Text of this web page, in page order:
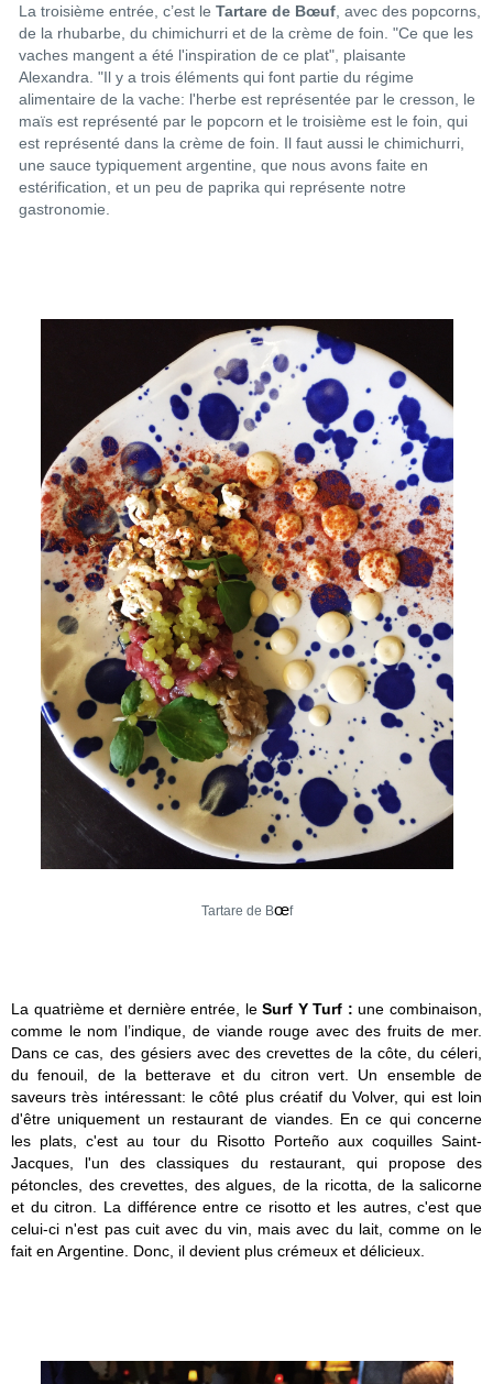
La troisième entrée, c’est leTartare de Bœuf , avec des popcorns,
de la rhubarbe, du chimichurri et de la crème de foin. "Ce que les
vaches mangent a été l'inspiration de ce plat", plaisante
Alexandra. "Il y a trois éléments qui font partie du régime
alimentaire de la vache: l'herbe est représentée par le cresson, le
maïs est représenté par le popcorn et le troisième est le foin, qui
est représenté dans la crème de foin. Il faut aussi le chimichurri,
une sauce typiquement argentine, que nous avons faite en
estérification, et un peu de paprika qui représente notre
gastronomie.
Tartare de Bœf
La quatrième et dernière entrée, leSurf Y Turf :une combinaison,
comme le nom l’indique, de viande rouge avec des fruits de mer.
Dans ce cas, des gésiers avec des crevettes de la côte, du céleri,
du fenouil, de la betterave et du citron vert. Un ensemble de
saveurs très intéressant: le côté plus créatif du Volver, qui est loin
d'être uniquement un restaurant de viandes. En ce qui concerne
les plats, c'est au tour du Risotto Porteño aux coquilles Saint-
Jacques, l'un des classiques du restaurant, qui propose des
pétoncles, des crevettes, des algues, de la ricotta, de la salicorne
et du citron. La différence entre ce risotto et les autres, c'est que
celui-ci n'est pas cuit avec du vin, mais avec du lait, comme on le
fait en Argentine. Donc, il devient plus crémeux et délicieux.